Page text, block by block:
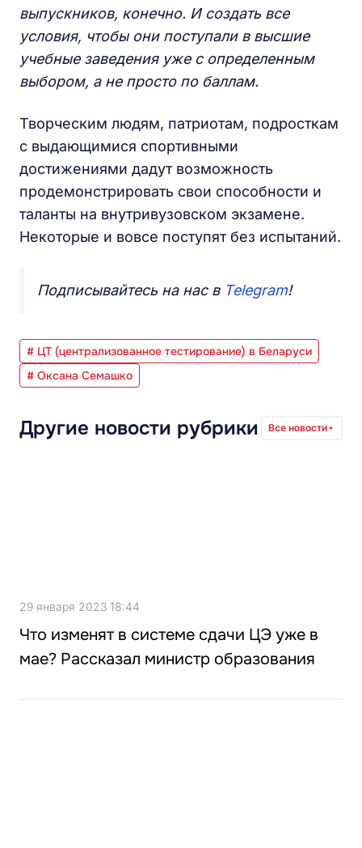
выпускников, конечно. И создать все
условия, чтобы они поступали в высшие
учебные заведения уже с определенным
выбором, а не просто по баллам.
Творческим людям, патриотам, подросткам
с выдающимися спортивными
достижениями дадут возможность
продемонстрировать свои способности и
таланты на внутривузовском экзамене.
Некоторые и вовсе поступят без испытаний.
Подписывайтесь на нас в Telegram!
# ЦТ (централизованное тестирование) в Беларуси
# Оксана Семашко
Другие новости рубрики Все новости
29 января 2023 18:44
Что изменят в системе сдачи ЦЭ уже в
мае? Рассказал министр образования